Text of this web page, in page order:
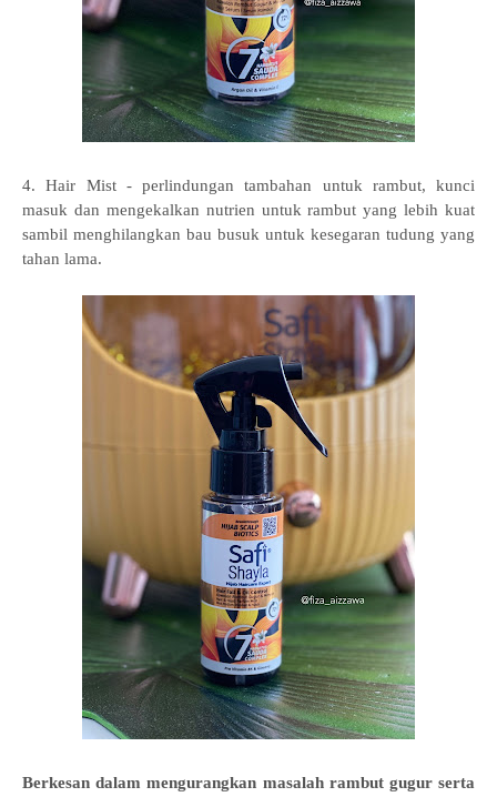
4. Hair Mist - perlindungan tambahan untuk rambut, kunci
masuk dan mengekalkan nutrien untuk rambut yang lebih kuat
sambil menghilangkan bau busuk untuk kesegaran tudung yang
tahan lama.
Berkesan dalam mengurangkan masalah rambut gugur serta